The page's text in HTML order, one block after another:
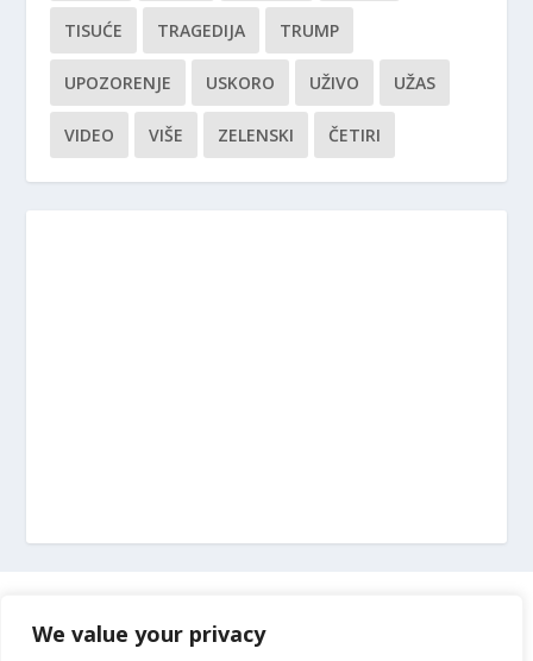
We value your privacy
TISUĆE TRAGEDIJA TRUMP
UPOZORENJE USKORO UŽIVO UŽAS
VIDEO VIŠE ZELENSKI ČETIRI